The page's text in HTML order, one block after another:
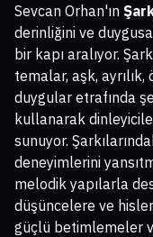
Sevcan Orhan'ın
derinliğini ve
bir kapı aralıyor.
temalar, aşk,
duygular etrafında
kullanarak
sunuyor.
deneyimlerini
melodik yapılarla
düşüncelere ve
güçlü betimlemeler